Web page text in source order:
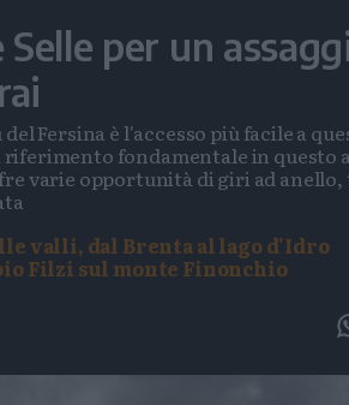
per un
Fersina è l'accesso più facile a
riferimento fondamentale in questo
varie opportunità di giri ad
valli, dal Brenta al lago d'Idro
Filzi sul monte Finonchio